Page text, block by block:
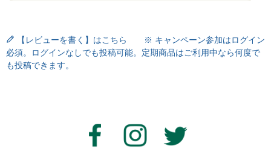
【レビューを書く】はこちら ※ キャンペーン参加はログイン
必須。ログインなしでも投稿可能。定期商品はご利用中なら何度で
も投稿できます。